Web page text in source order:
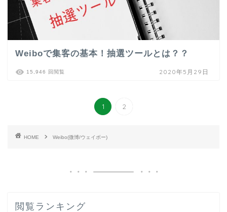
Weiboで集客の基本！抽選ツールとは？？
15,946 回閲覧 2020年5月29日
1 2
HOME Weibo(微博/ウェイボー)
閲覧ランキング